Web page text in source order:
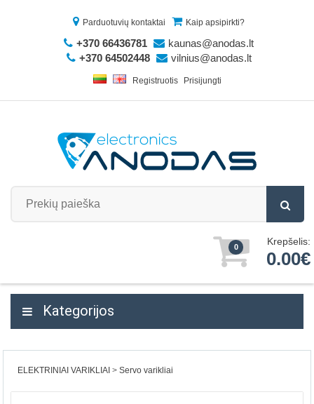
Parduotuvių kontaktai Kaip apsipirkti?
+370 66436781
kaunas@anodas.lt
+370 64502448
vilnius@anodas.lt
Registruotis Prisijungti
0 Krepšelis:
0.00€
Kategorijos
ELEKTRINIAI VARIKLIAI Servo varikliai